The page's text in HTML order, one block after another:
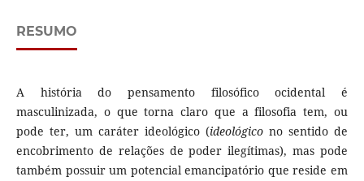
RESUMO
A história do pensamento filosófico ocidental é
masculinizada, o que torna claro que a filosofia tem, ou
pode ter, um caráter ideológico (ideológicono sentido de
encobrimento de relações de poder ilegítimas), mas pode
também possuir um potencial emancipatório que reside em